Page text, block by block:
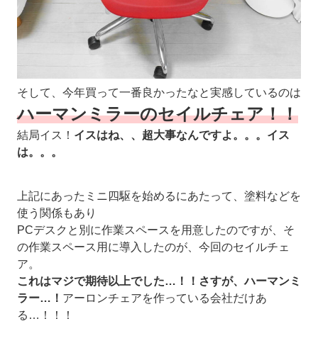
そして、今年買って一番良かったなと実感しているのは
ハーマンミラーのセイルチェア！！
結局イス！ イスはね、、超大事なんですよ。。。イス
は。。。
上記にあったミニ四駆を始めるにあたって、塗料などを
使う関係もあり
PCデスクと別に作業スペースを用意したのですが、そ
の作業スペース用に導入したのが、今回のセイルチェ
ア。
これはマジで期待以上でした…！！さすが、ハーマンミ
ラー…！ アーロンチェアを作っている会社だけあ
る…！！！